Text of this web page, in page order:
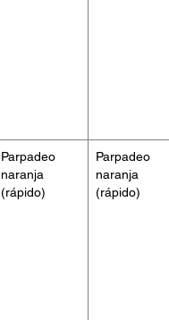
Parpadeo
naranja
(rápido)
Parpadeo
naranja
(rápido)